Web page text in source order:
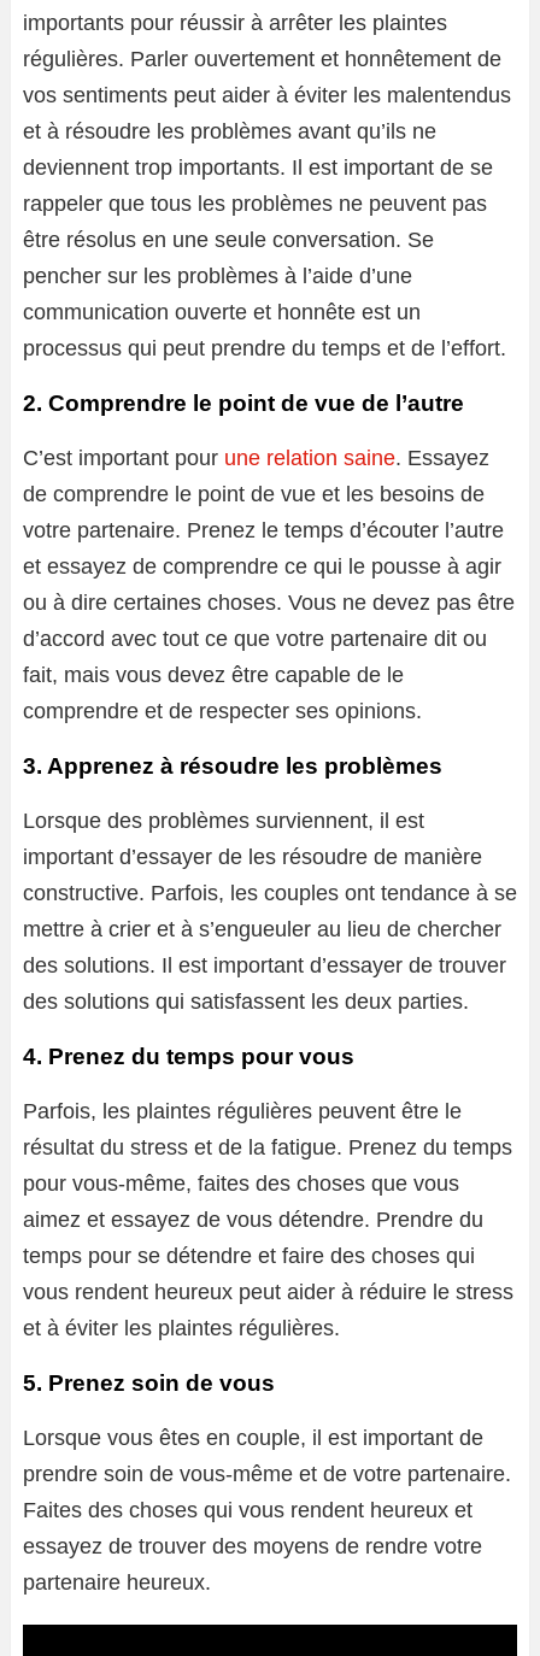
importants pour réussir à arrêter les plaintes
régulières. Parler ouvertement et honnêtement de
vos sentiments peut aider à éviter les malentendus
et à résoudre les problèmes avant qu’ils ne
deviennent trop importants. Il est important de se
rappeler que tous les problèmes ne peuvent pas
être résolus en une seule conversation. Se
pencher sur les problèmes à l’aide d’une
communication ouverte et honnête est un
processus qui peut prendre du temps et de l’effort.
2. Comprendre le point de vue de l’autre
C’est important pour une relation saine. Essayez
de comprendre le point de vue et les besoins de
votre partenaire. Prenez le temps d’écouter l’autre
et essayez de comprendre ce qui le pousse à agir
ou à dire certaines choses. Vous ne devez pas être
d’accord avec tout ce que votre partenaire dit ou
fait, mais vous devez être capable de le
comprendre et de respecter ses opinions.
3. Apprenez à résoudre les problèmes
Lorsque des problèmes surviennent, il est
important d’essayer de les résoudre de manière
constructive. Parfois, les couples ont tendance à se
mettre à crier et à s’engueuler au lieu de chercher
des solutions. Il est important d’essayer de trouver
des solutions qui satisfassent les deux parties.
4. Prenez du temps pour vous
Parfois, les plaintes régulières peuvent être le
résultat du stress et de la fatigue. Prenez du temps
pour vous-même, faites des choses que vous
aimez et essayez de vous détendre. Prendre du
temps pour se détendre et faire des choses qui
vous rendent heureux peut aider à réduire le stress
et à éviter les plaintes régulières.
5. Prenez soin de vous
Lorsque vous êtes en couple, il est important de
prendre soin de vous-même et de votre partenaire.
Faites des choses qui vous rendent heureux et
essayez de trouver des moyens de rendre votre
partenaire heureux.